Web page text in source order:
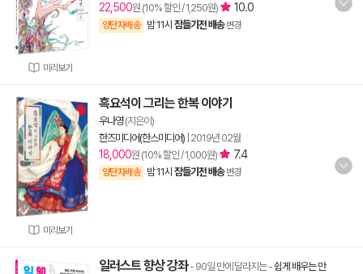
미리보기
22,500원 (10% 할인 / 1,250원) 10.0
양탄자배송 밤 11시 잠들기전 배송 변경
미리보기
흑요석이 그리는 한복 이야기
우나영(지은이)
한즈미디어(한스미디어) 2019년 02월
18,000원 (10% 할인 / 1,000원) 7.4
양탄자배송 밤 11시 잠들기전 배송 변경
일러스트 향상 강좌- 90일 만에 달라지는-쉽게 배우는 만